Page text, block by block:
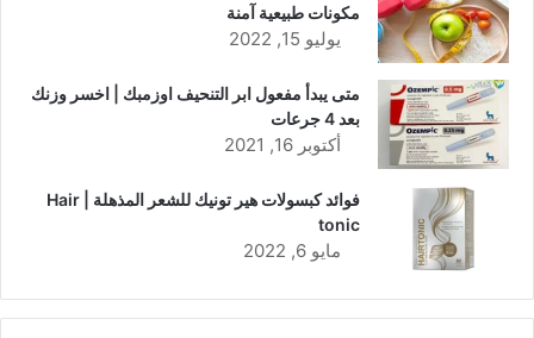
مكونات طبيعية آمنة
يوليو 15, 2022
متى يبدأ مفعول ابر التنحيف اوزمبك | اخسر وزنك
بعد 4 جرعات
أكتوبر 16, 2021
فوائد كبسولات هير تونيك للشعر المذهلة | Hair
tonic
مايو 6, 2022